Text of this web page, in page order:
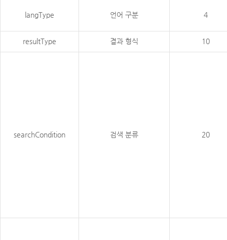
langType 언어 구분 4
resultType 결과 형식 10
searchCondition 검색 분류 20